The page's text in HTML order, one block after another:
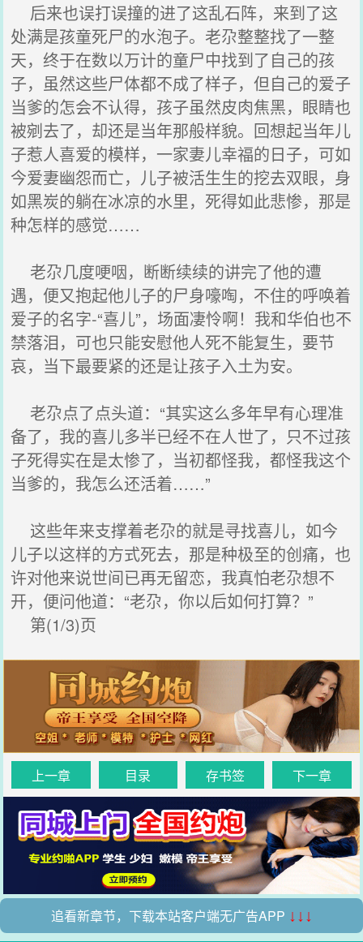
后来也误打误撞的进了这乱石阵，来到了这
处满是孩童死尸的水泡子。老尕整整找了一整
天，终于在数以万计的童尸中找到了自己的孩
子，虽然这些尸体都不成了样子，但自己的爱子
当爹的怎会不认得，孩子虽然皮肉焦黑，眼睛也
被剜去了，却还是当年那般样貌。回想起当年儿
子惹人喜爱的模样，一家妻儿幸福的日子，可如
今爱妻幽怨而亡，儿子被活生生的挖去双眼，身
如黑炭的躺在冰凉的水里，死得如此悲惨，那是
种怎样的感觉……
老尕几度哽咽，断断续续的讲完了他的遭
遇，便又抱起他儿子的尸身嚎啕，不住的呼唤着
爱子的名字-“喜儿”，场面凄怜啊！我和华伯也不
禁落泪，可也只能安慰他人死不能复生，要节
哀，当下最要紧的还是让孩子入土为安。
老尕点了点头道：“其实这么多年早有心理准
备了，我的喜儿多半已经不在人世了，只不过孩
子死得实在是太惨了，当初都怪我，都怪我这个
当爹的，我怎么还活着……”
这些年来支撑着老尕的就是寻找喜儿，如今
儿子以这样的方式死去，那是种极至的创痛，也
许对他来说世间已再无留恋，我真怕老尕想不
开，便问他道：“老尕，你以后如何打算？”
第(1/3)页
上一章 目录 存书签 下一章
追看新章节，下载本站客户端无广告APP ↓↓↓